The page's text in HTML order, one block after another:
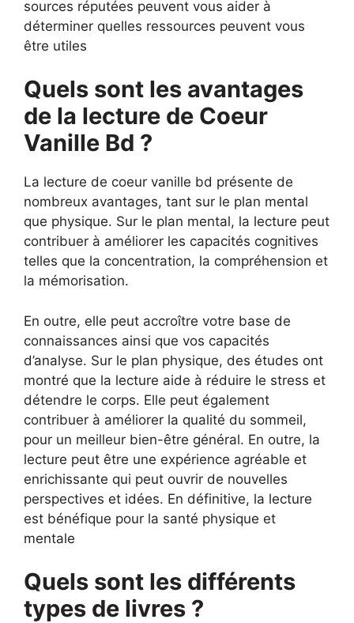
sources réputées peuvent vous aider à
déterminer quelles ressources peuvent vous
être utiles
Quels sont les avantages
de la lecture de Coeur
Vanille Bd ?
La lecture de coeur vanille bd présente de
nombreux avantages, tant sur le plan mental
que physique. Sur le plan mental, la lecture peut
contribuer à améliorer les capacités cognitives
telles que la concentration, la compréhension et
la mémorisation.
En outre, elle peut accroître votre base de
connaissances ainsi que vos capacités
d’analyse. Sur le plan physique, des études ont
montré que la lecture aide à réduire le stress et
détendre le corps. Elle peut également
contribuer à améliorer la qualité du sommeil,
pour un meilleur bien-être général. En outre, la
lecture peut être une expérience agréable et
enrichissante qui peut ouvrir de nouvelles
perspectives et idées. En définitive, la lecture
est bénéfique pour la santé physique et
mentale
Quels sont les différents
types de livres ?